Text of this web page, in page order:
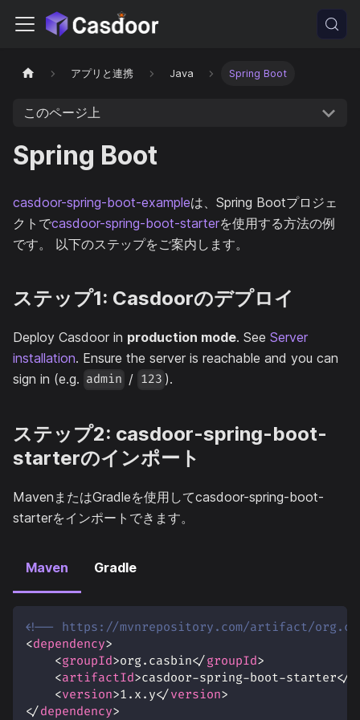
アプリと連携 Java Spring Boot
このページ上
Spring Boot
casdoor-spring-boot-exampleは、Spring Bootプロジェ
クトでcasdoor-spring-boot-starterを使用する方法の例
です。 以下のステップをご案内します。
ステップ1: Casdoorのデプロイ
Deploy Casdoor in production mode. See Server
installation. Ensure the server is reachable and you can
sign in (e.g. admin / 123 ).
ステップ2: casdoor-spring-boot-
starterのインポート
MavenまたはGradleを使用してcasdoor-spring-boot-
starterをインポートできます。
Maven Gradle
<!-- https://mvnrepository.com/artifact/
<dependency>
<groupId>org.casbin</groupId>
<artifactId>casdoor-spring-boot-starter</
<version>1.x.y</version>
</dependency>